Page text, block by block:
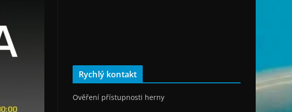
Rychlý kontakt
Ověření přístupnosti herny